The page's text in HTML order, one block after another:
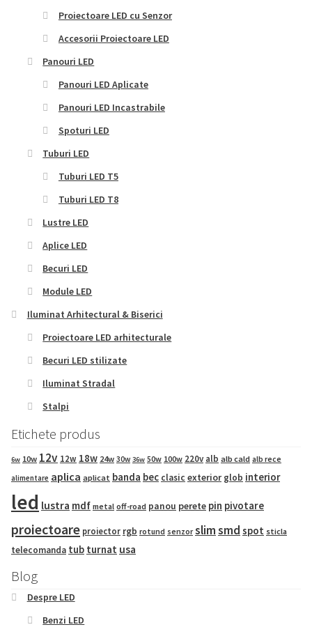
Proiectoare LED cu Senzor
Accesorii Proiectoare LED
Panouri LED
Panouri LED Aplicate
Panouri LED Incastrabile
Spoturi LED
Tuburi LED
Tuburi LED T5
Tuburi LED T8
Lustre LED
Aplice LED
Becuri LED
Module LED
Iluminat Arhitectural & Biserici
Proiectoare LED arhitecturale
Becuri LED stilizate
Iluminat Stradal
Stalpi
Etichete produs
6w 10w 12v 12w 18w 24w 30w 36w 50w 100w 220v alb alb cald alb rece
alimentare aplica aplicat banda bec clasic exterior glob interior
led lustra mdf metal off-road panou perete pin pivotare
proiectoare proiector rgb rotund senzor slimsmd spot sticla
telecomanda tub turnat usa
Blog
Despre LED
Benzi LED